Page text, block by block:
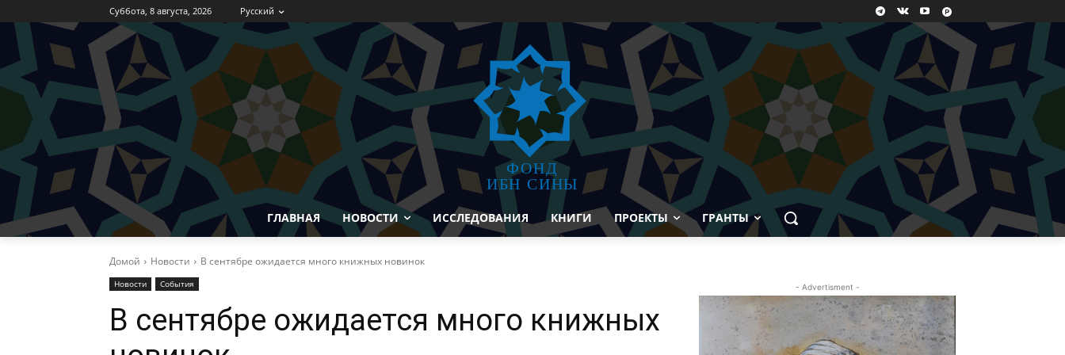
Суббота, 8 августа, 2026 Русский
ФОНД
ИБН СИНЫ
ГЛАВНАЯ НОВОСТИ ИССЛЕДОВАНИЯ КНИГИ ПРОЕКТЫ ГРАНТЫ
Домой Новости В сентябре ожидается много книжных новинок
Новости События
В сентябре ожидается много книжных
- Advertisment -